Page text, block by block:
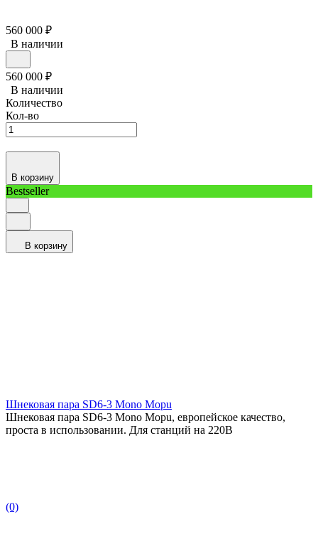
560 000 ₽
В наличии
560 000 ₽
В наличии
Количество
Кол-во
В корзину
Bestseller
В корзину
Шнековая пара SD6-3 Mono Mopu
Шнековая пара SD6-3 Mono Mopu, европейское качество,
проста в использовании. Для станций на 220В
(0)